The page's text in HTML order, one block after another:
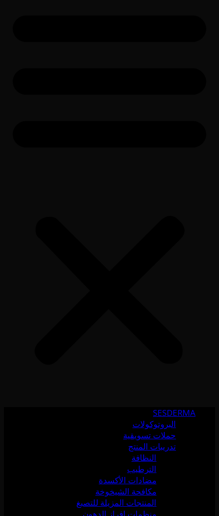
SESDERMA
البروتوكولات
حملات تسويقية
تدريبات المنتج
النظافة
الترطيب
مضادات الأكسدة
مكافحة الشيخوخة
المنتجات المزيلة للتصبغ